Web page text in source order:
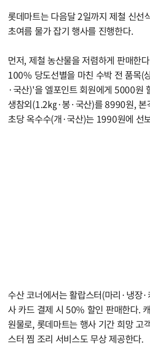
롯데마트는 다음달 2일까지 제철 신선
초여름 물가 잡기 행사를 진행한다.
먼저, 제철 농산물을 저렴하게 판매한
100% 당도선별을 마친 수박 전 품목(
·국산)'을 엘포인트 회원에게 5000원
생참외(1.2㎏·봉·국산)를 8990원, 본
초당 옥수수(개·국산)는 1990원에 선
수산 코너에서는 활랍스터(마리·냉장·
사 카드 결제 시 50% 할인 판매한다.
원물로, 롯데마트는 행사 기간 희망 고
스터 찜 조리 서비스도 무상 제공한다.